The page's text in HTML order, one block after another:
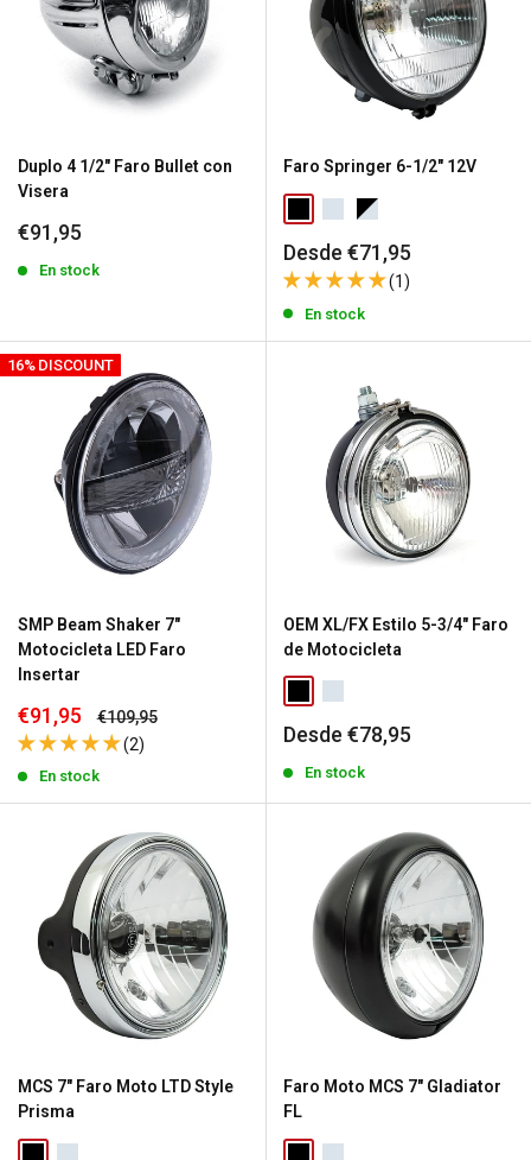
Duplo 4 1/2" Faro Bullet con
Visera
Precio
venta
€91,95
En stock
Faro Springer 6-1/2" 12V
Precio
de
venta
Desde €71,95
(1)
En stock
16% DISCOUNT
SMP Beam Shaker 7"
Motocicleta LED Faro
Insertar
Precio
de
venta
€91,95
Precio
habitual
€109,95
(2)
En stock
OEM XL/FX Estilo 5-3/4" Faro
de Motocicleta
Precio
venta
Desde €78,95
En stock
MCS 7" Faro Moto LTD Style
Prisma
Faro Moto MCS 7" Gladiator
FL